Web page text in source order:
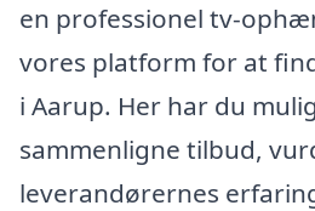
en professionel tv-
vores platform for at
i Aarup. Her har du
sammenligne tilbud,
leverandørernes